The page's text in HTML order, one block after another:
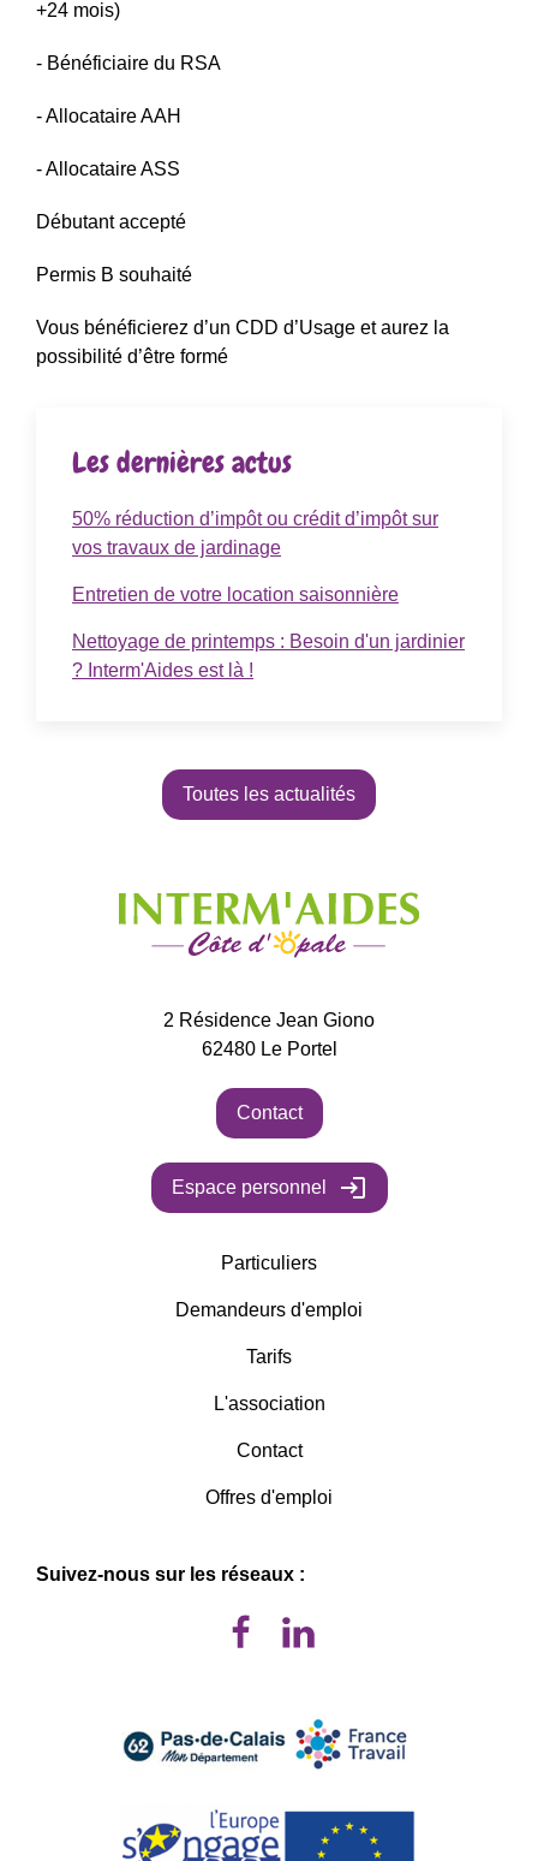
+24 mois)
- Bénéficiaire du RSA
- Allocataire AAH
- Allocataire ASS
Débutant accepté
Permis B souhaité
Vous bénéficierez d’un CDD d’Usage et aurez la
possibilité d’être formé
Les dernières actus
50% réduction d’impôt ou crédit d’impôt sur
vos travaux de jardinage
Entretien de votre location saisonnière
Nettoyage de printemps : Besoin d'un jardinier
? Interm'Aides est là !
Toutes les actualités
2 Résidence Jean Giono
62480 Le Portel
Contact
Espace personnel login
Particuliers
Demandeurs d'emploi
Tarifs
L'association
Contact
Offres d'emploi
Suivez-nous sur les réseaux :